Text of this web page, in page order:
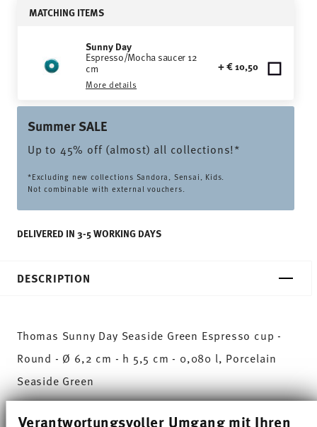
Verantwortungsvoller Umgang mit Ihren
MATCHING ITEMS
Sunny Day
Espresso/Mocha saucer 12
cm
More details
+ € 10,50
Summer SALE
Up to 45% off (almost) all collections!*
*Excluding new collections Sandora, Sensai, Kids.
Not combinable with external vouchers.
DELIVERED IN 3-5 WORKING DAYS
DESCRIPTION
Thomas Sunny Day Seaside Green Espresso cup -
Round - Ø 6,2 cm - h 5,5 cm - 0,080 l, Porcelain
Seaside Green
The extensive colour palette with the great variety